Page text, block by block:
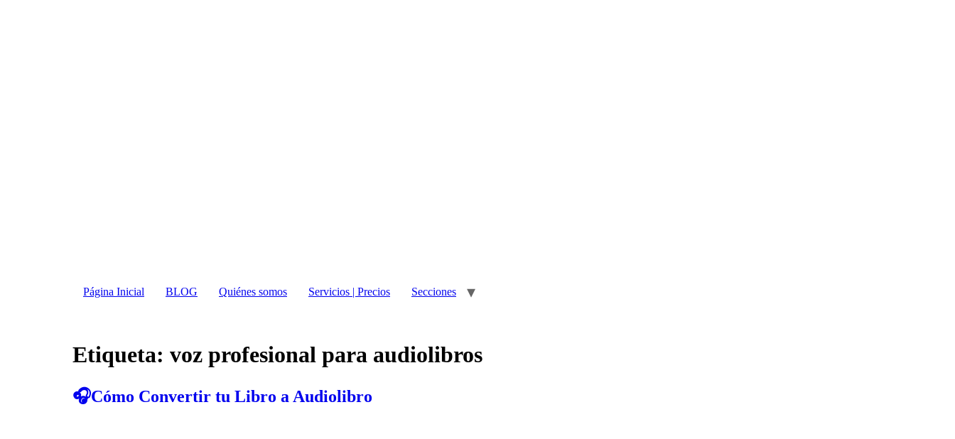
Página Inicial BLOG Quiénes somos Servicios | Precios Secciones
Etiqueta: voz profesional para audiolibros
🎧Cómo Convertir tu Libro a Audiolibro